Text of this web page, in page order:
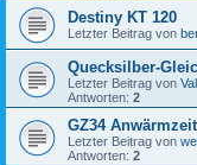
Destiny KT 120
Letzter Beitrag von
Quecksilber-
Letzter Beitrag von
Antworten: 2
GZ34 Anwärmzeit
Letzter Beitrag von
Antworten: 2